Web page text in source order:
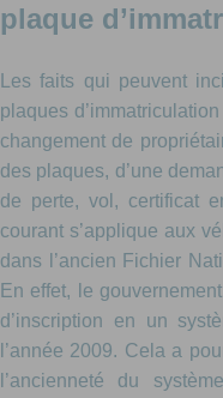
plaque
Les faits qui peuvent
plaques
changement de
des plaques, d’une
de perte, vol, certificat
courant s’applique aux
dans l’ancien Fichier
En effet, le
d’inscription en un
l’année 2009. Cela a
l’ancienneté du